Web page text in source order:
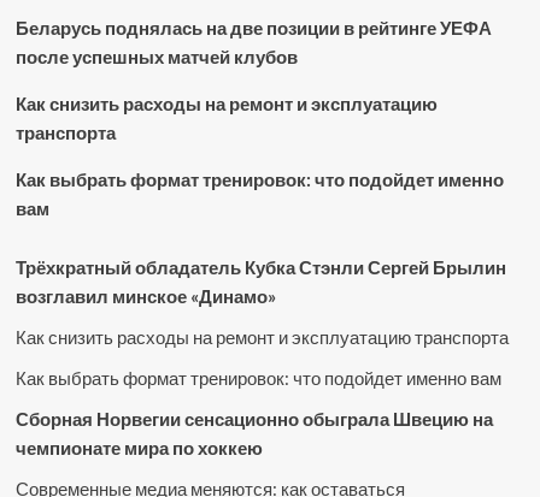
Беларусь поднялась на две позиции в рейтинге УЕФА
после успешных матчей клубов
Как снизить расходы на ремонт и эксплуатацию
транспорта
Как выбрать формат тренировок: что подойдет именно
вам
Трёхкратный обладатель Кубка Стэнли Сергей Брылин
возглавил минское «Динамо»
Как снизить расходы на ремонт и эксплуатацию транспорта
Как выбрать формат тренировок: что подойдет именно вам
Сборная Норвегии сенсационно обыграла Швецию на
чемпионате мира по хоккею
Современные медиа меняются: как оставаться